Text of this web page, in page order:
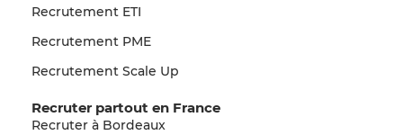
Recrutement ETI
Recrutement PME
Recrutement Scale Up
Recruter partout en France
Recruter à Bordeaux